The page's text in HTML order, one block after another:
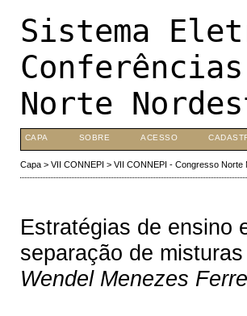
Sistema
Norte
CAPA SOBRE ACESSO
Capa> VII CONNEPI > VII CONNEPI - Congresso Norte
Estratégias de ensino
separação de misturas
Wendel Menezes